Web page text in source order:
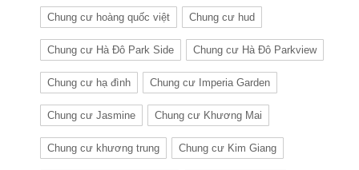
Chung cư hoàng quốc việt Chung cư hud
Chung cư Hà Đô Park Side Chung cư Hà Đô Parkview
Chung cư hạ đình Chung cư Imperia Garden
Chung cư Jasmine Chung cư Khương Mai
Chung cư khương trung Chung cư Kim Giang